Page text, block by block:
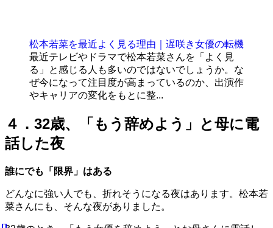
松本若菜を最近よく見る理由｜遅咲き女優の転機
最近テレビやドラマで松本若菜さんを「よく見
る」と感じる人も多いのではないでしょうか。な
ぜ今になって注目度が高まっているのか、出演作
やキャリアの変化をもとに整...
４．32歳、「もう辞めよう」と母に電
話した夜
誰にでも「限界」はある
どんなに強い人でも、折れそうになる夜はあります。松本若
菜さんにも、そんな夜がありました。